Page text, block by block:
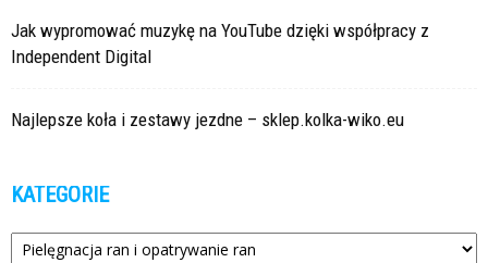
Jak wypromować muzykę na YouTube dzięki współpracy z
Independent Digital
Najlepsze koła i zestawy jezdne – sklep.kolka-wiko.eu
KATEGORIE
Kategorie